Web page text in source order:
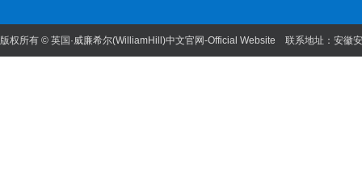
版权所有 © 英国·威廉希尔(WilliamHill)中文官网-Official Website 联系地址：安徽